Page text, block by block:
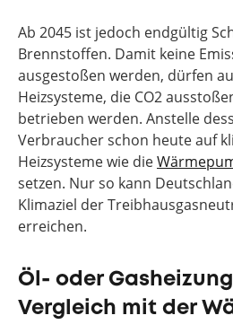
Ab 2045 ist jedoch endgültig
Brennstoffen. Damit keine
ausgestoßen werden, dürfen
Heizsysteme, die CO2
betrieben werden. Anstelle
Verbraucher schon heute auf
Heizsysteme wie die
setzen. Nur so kann
Klimaziel der
erreichen.
Öl- oder
Vergleich mit der